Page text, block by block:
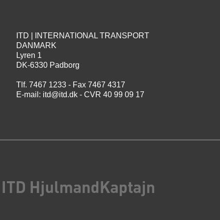
ITD | INTERNATIONAL TRANSPORT
DANMARK
Lyren 1
DK-6330 Padborg
Tlf. 7467 1233 - Fax 7467 4317
E-mail: itd@itd.dk- CVR 40 99 09 17